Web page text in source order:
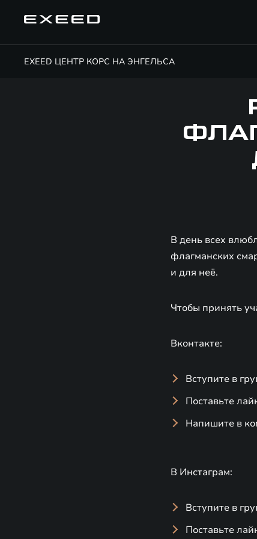
EXEED ЦЕНТР КОРС НА ЭНГЕЛЬСА
В день всех
флагманских
и для неё.
Чтобы принять
Вконтакте:
Вступите в
Поставьте
Напишите в
В Инстаграм:
Вступите в
Поставьте